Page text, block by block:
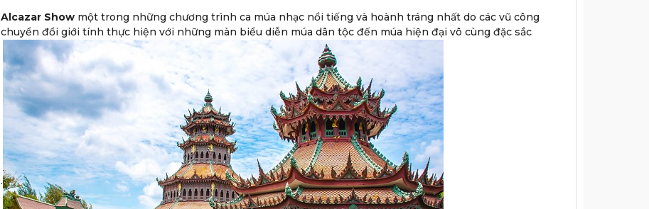
Alcazar S howmột trong những chương trình ca múa nhạc nổi tiếng và hoành tráng nhất do các vũ công
chuyển đổi giới tính thực hiện với những màn biểu diễn múa dân tộc đến múa hiện đại vô cùng đặc sắc
.